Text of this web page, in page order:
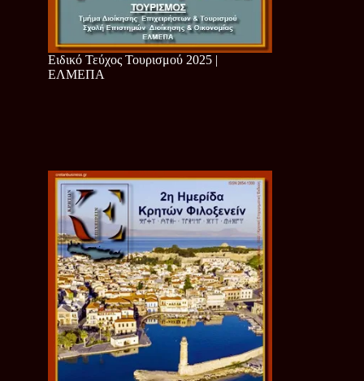
Ειδικό Τεύχος Τουρισμού 2025 |
ΕΛΜΕΠΑ